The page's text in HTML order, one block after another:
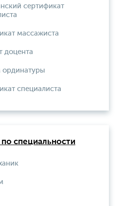
сертификат
массажиста
доцента
специалиста
специальности